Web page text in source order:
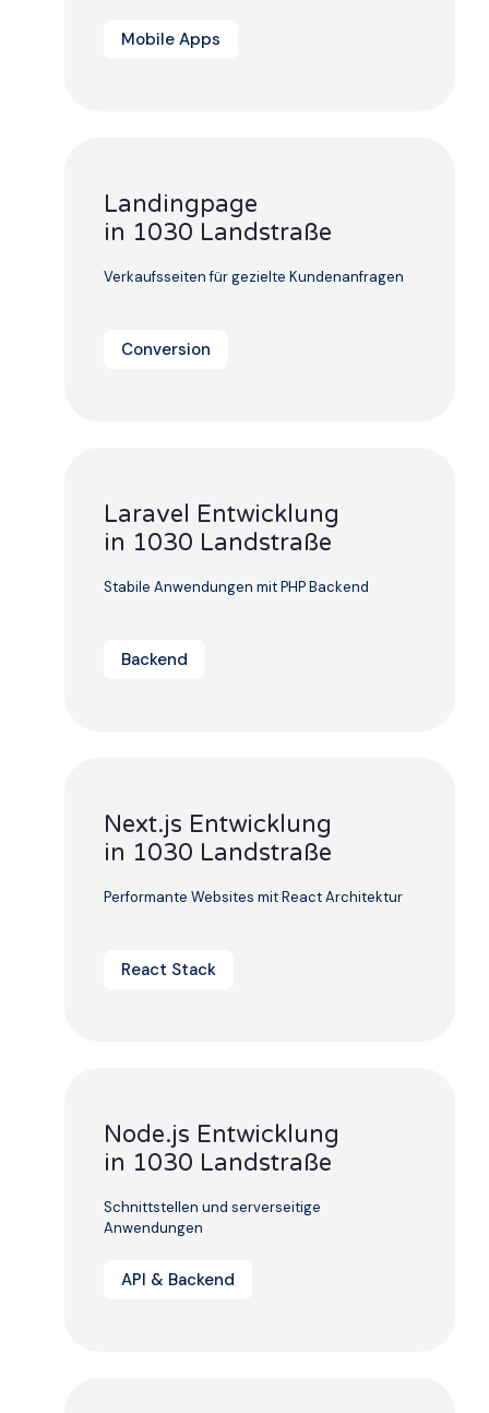
Mobile Apps
Landingpage
in 1030 Landstraße
Verkaufsseiten für gezielte Kundenanfragen
Conversion
Laravel Entwicklung
in 1030 Landstraße
Stabile Anwendungen mit PHP Backend
Backend
Next.js Entwicklung
in 1030 Landstraße
Performante Websites mit React Architektur
React Stack
Node.js Entwicklung
in 1030 Landstraße
Schnittstellen und serverseitige
Anwendungen
API & Backend